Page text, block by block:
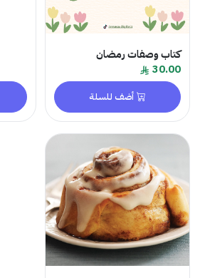
كتاب وصفات رمضان
30.00
أضف للسلة